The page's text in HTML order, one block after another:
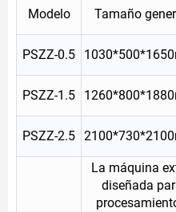
Modelo Tamaño
PSZZ-0.5
PSZZ-1.5
PSZZ-2.5
La máquina
diseñada